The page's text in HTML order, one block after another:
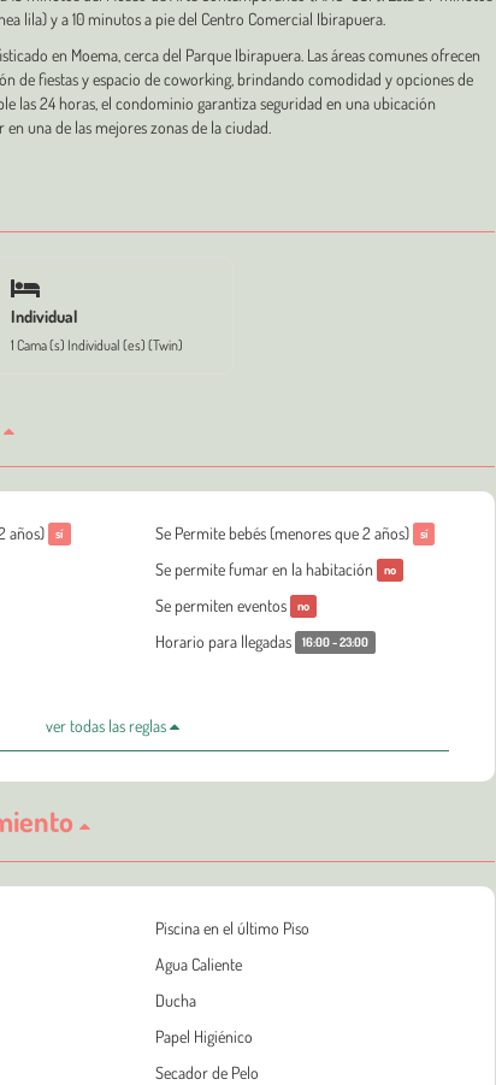
lila) y a 10 minutos a pie del Centro Comercial Ibirapuera.
en Moema, cerca del Parque Ibirapuera. Las áreas comunes ofrecen
de fiestas y espacio de coworking, brindando comodidad y opciones de
las 24 horas, el condominio garantiza seguridad en una ubicación
una de las mejores zonas de la ciudad.
Individual
1 Cama (s) Individual (es) (Twin)
años) sí Se Permite bebés (menores que 2 años) sí
Se permite fumar en la habitación no
Se permiten eventos no
Horario para llegadas 16:00 - 23:00
ver todas las reglas
Piscina en el último Piso
Agua Caliente
Ducha
Papel Higiénico
Secador de Pelo